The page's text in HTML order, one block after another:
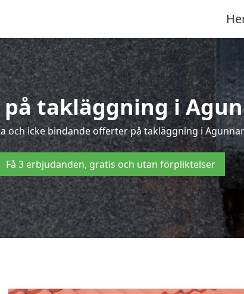
takläggning i
och icke bindande offerter på takläggning i
Få 3 erbjudanden, gratis och utan förpliktelser